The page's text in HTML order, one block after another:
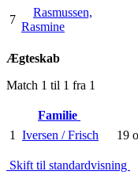
7
Rasmussen,
Rasmine
Ægteskab
Match 1 til 1 fra 1
Familie
1
Iversen / Frisch 19
Skift til standardvisning